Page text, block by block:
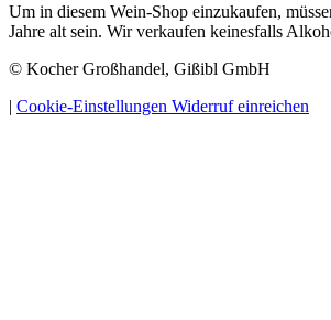
Um in diesem Wein-Shop einzukaufen,
Jahre alt sein. Wir verkaufen keinesfalls
© Kocher Großhandel, Gißibl GmbH
| Cookie-Einstellungen Widerruf einreichen